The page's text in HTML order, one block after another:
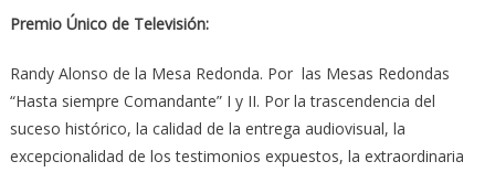
Premio Único de Televisión:
Randy Alonso de la Mesa Redonda. Por las Mesas Redondas
“Hasta siempre Comandante” I y II. Por la trascendencia del
suceso histórico, la calidad de la entrega audiovisual, la
excepcionalidad de los testimonios expuestos, la extraordinaria